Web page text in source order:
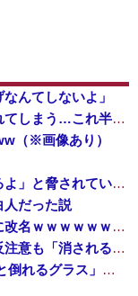
んてしないよ」
熊さん、人間が勝手に山壊した結果殺されてしまう…これ半分虐殺だろ
（※画像あり）
「もうすぐ中国の一部になるのに消されるよ」と脅されていた京都・高台寺岡林院が全焼 住職がマナー注意で脅迫されていた事実が判明
人だった説
【速報】れいわ新選組が「いのちの党」に改名ｗｗｗｗｗｗｗｗｗｗｗ
京都、有名寺の住職が中国人にマナー違反注意も「消されるよ？」その後なぜか本当に火災で全焼
【画像】 「ビールと水を交互に飲まないと倒れるグラス」発売